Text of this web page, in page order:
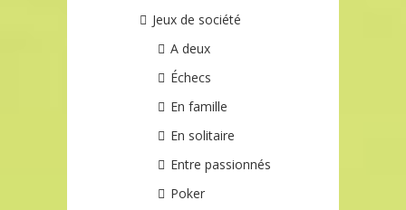
Jeux de société
A deux
Échecs
En famille
En solitaire
Entre passionnés
Poker